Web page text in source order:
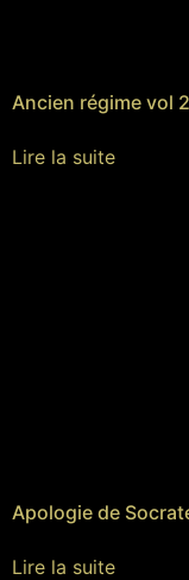
Ancien régime vol 2
Lire la suite
Apologie de
Lire la suite